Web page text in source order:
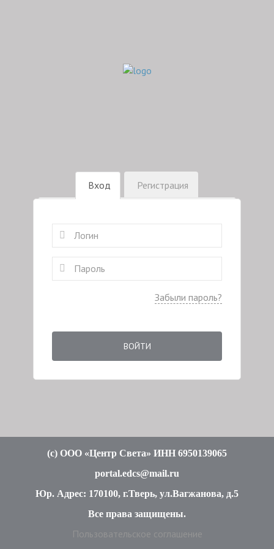
Вход Регистрация
Забыли пароль?
ВОЙТИ
(c) ООО «Центр Света» ИНН 6950139065
portal.edcs@mail.ru
Юр. Адрес: 170100, г.Тверь, ул.Вагжанова, д.5
Все права защищены.
Пользовательское соглашение